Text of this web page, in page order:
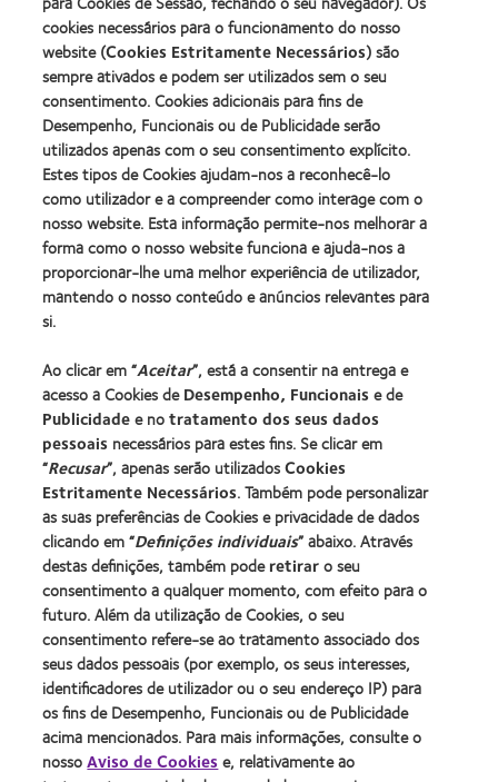
Leadership
100
(ML
100)
Award
(2012)
Learn
more
about
2012
REBRAND
100®
Global
Award
(2012)
Learn
more
about
Prémio
da
Industria
da
BCLA
Os nossos produtos
Tecnologia de lentes de contacto
Encontre as suas lentes
Procurar um centro
Lentes de contacto e a visão
Novo utilizador
Utilizador experiente
Blog
Sobre a CooperVision
Carreiras na CooperVision
Centro de Notícias
Contacte-nos
Legal
cookies necessários para o funcionamento do nosso
website (Cookies Estritamente Necessários) são
sempre ativados e podem ser utilizados sem o seu
consentimento. Cookies adicionais para fins de
Desempenho, Funcionais ou de Publicidade serão
utilizados apenas com o seu consentimento explícito.
Estes tipos de Cookies ajudam-nos a reconhecê-lo
como utilizador e a compreender como interage com o
nosso website. Esta informação permite-nos melhorar a
forma como o nosso website funciona e ajuda-nos a
proporcionar-lhe uma melhor experiência de utilizador,
mantendo o nosso conteúdo e anúncios relevantes para
si.
Ao clicar em “Aceitar”, está a consentir na entrega e
acesso a Cookies deDesempenho, Funcionaise de
Publicidadee notratamento dos seus dados
pessoais necessários para estes fins. Se clicar em
“Recusar”, apenas serão utilizadosCookies
Estritamente Necessários. Também pode personalizar
as suas preferências de Cookies e privacidade de dados
clicando em “Definições individuais” abaixo. Através
destas definições, também poderetiraro seu
consentimento a qualquer momento, com efeito para o
futuro. Além da utilização de Cookies, o seu
consentimento refere-se ao tratamento associado dos
seus dados pessoais (por exemplo, os seus interesses,
identificadores de utilizador ou o seu endereço IP) para
os fins de Desempenho, Funcionais ou de Publicidade
acima mencionados. Para mais informações, consulte o
nossoAviso de Cookiese, relativamente ao